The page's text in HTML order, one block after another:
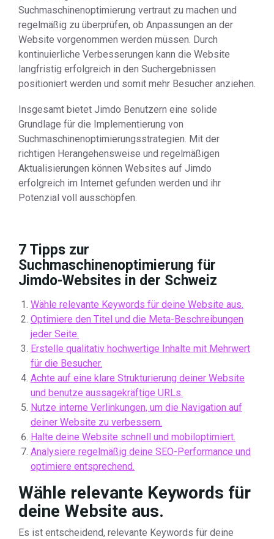
Suchmaschinenoptimierung vertraut zu machen und
regelmäßig zu überprüfen, ob Anpassungen an der
Website vorgenommen werden müssen. Durch
kontinuierliche Verbesserungen kann die Website
langfristig erfolgreich in den Suchergebnissen
positioniert werden und somit mehr Besucher anziehen.
Insgesamt bietet Jimdo Benutzern eine solide
Grundlage für die Implementierung von
Suchmaschinenoptimierungsstrategien. Mit der
richtigen Herangehensweise und regelmäßigen
Aktualisierungen können Websites auf Jimdo
erfolgreich im Internet gefunden werden und ihr
Potenzial voll ausschöpfen.
7 Tipps zur
Suchmaschinenoptimierung für
Jimdo-Websites in der Schweiz
Wähle relevante Keywords für deine Website aus.
Optimiere den Titel und die Meta-Beschreibungen
jeder Seite.
Erstelle qualitativ hochwertige Inhalte mit Mehrwert
für die Besucher.
Achte auf eine klare Strukturierung deiner Website
und benutze aussagekräftige URLs.
Nutze interne Verlinkungen, um die Navigation auf
deiner Website zu verbessern.
Halte deine Website schnell und mobiloptimiert.
Analysiere regelmäßig deine SEO-Performance und
optimiere entsprechend.
Wähle relevante Keywords für
deine Website aus.
Es ist entscheidend, relevante Keywords für deine